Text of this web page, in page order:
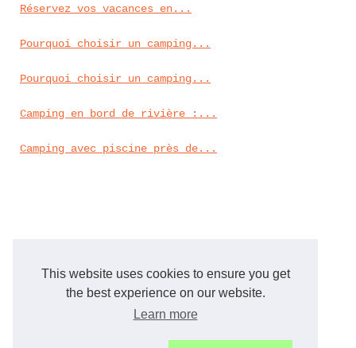
This website uses cookies to ensure you get
the best experience on our website.
Learn more
Réservez vos vacances en...
Pourquoi choisir un camping...
Pourquoi choisir un camping...
Camping en bord de rivière :...
Camping avec piscine près de...